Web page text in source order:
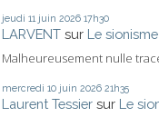
jeudi 11 juin 2026 17h30
LARVENT sur Le
Malheureusement nulle
mercredi 10 juin 2026 21h35
Laurent Tessier sur Le